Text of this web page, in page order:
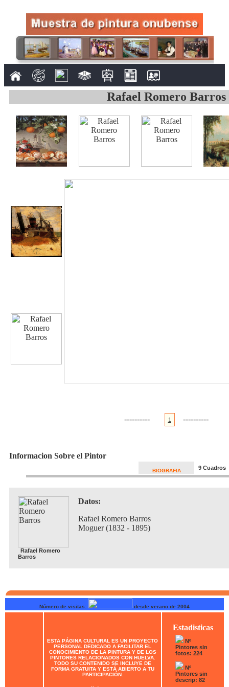
Rafael Romero Barros
---------- 1 ----------
Informacion Sobre el Pintor
BIOGRAFIA 9 Cuadros
Rafael Romero
Barros
Datos:
Rafael Romero Barros
Moguer (1832 - 1895)
Número de visitas: desde verano de 2004
ESTA PÁGINA CULTURAL ES UN PROYECTO
PERSONAL DEDICADO A FACILITAR EL
CONOCIMIENTO DE LA PINTURA Y DE LOS
PINTORES RELACIONADOS CON HUELVA.
TODO SU CONTENIDO SE INCLUYE DE
FORMA GRATUITA Y ESTÁ ABIERTO A TU
PARTICIPACIÓN.
Estadisticas
Nº
Pintores sin
fotos: 224
Nº
Pintores sin
descrip: 82